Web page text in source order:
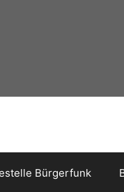
Bürgerfunk